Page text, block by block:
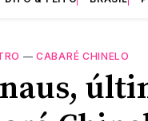
—CABARÉ CHINELO